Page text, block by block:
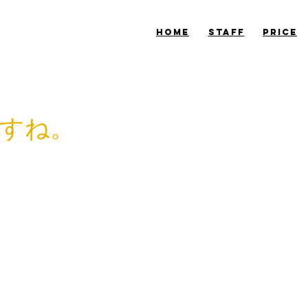
​HOME ​STAFF ​PRICE
ね。